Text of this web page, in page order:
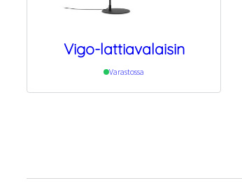
Vigo-lattiavalaisin
Varastossa